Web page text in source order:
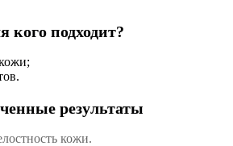
кого подходит?
результаты
кожи.